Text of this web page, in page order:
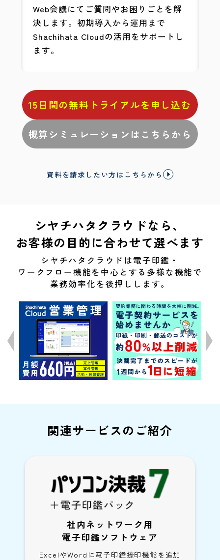
Web会議にてご質問やお困りごとを解
決します。初期導入から運用まで
Shachihata Cloudの活用をサポートし
ます。
15日間の無料トライアルを申し込む
概算シミュレーションはこちらから
資料を請求したい方はこちらから
シヤチハタクラウドなら、
お客様の目的に合わせて選べます
シヤチハタクラウドは電子印鑑・
ワークフロー機能を中心とする多様な機能で
業務効率化を後押しします。
関連サービスのご紹介
社内ネットワーク用
電子印鑑ソフトウェア
ExcelやWordに電子印鑑捺印機能を追加